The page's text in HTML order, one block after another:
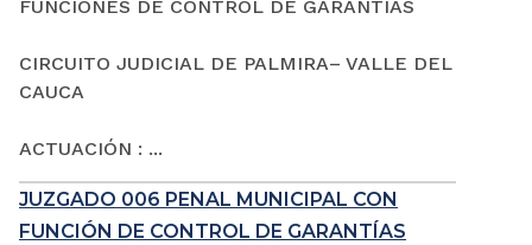
FUNCIONES DE CONTROL DE GARANTÍAS
CIRCUITO JUDICIAL DE PALMIRA– VALLE DEL
CAUCA
ACTUACIÓN : ...
JUZGADO 006 PENAL MUNICIPAL CON
FUNCIÓN DE CONTROL DE GARANTÍAS